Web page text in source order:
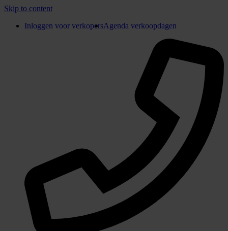
Skip to content
Inloggen voor verkopersAgenda verkoopdagen